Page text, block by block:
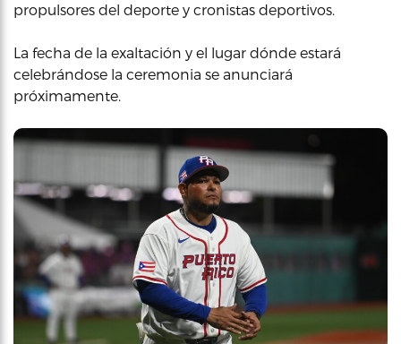
propulsores del deporte y cronistas deportivos.
La fecha de la exaltación y el lugar dónde estará
celebrándose la ceremonia se anunciará
próximamente.